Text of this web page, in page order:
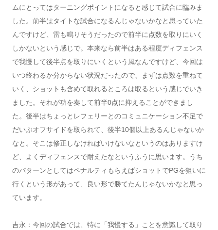
ムにとってはターニングポイントになると感じて試合に臨みま
した。前半はタイトな試合になるんじゃないかなと思っていた
んですけど、雷も鳴りそうだったので前半に点数を取りにいく
しかないという感じで。本来なら前半はある程度ディフェンス
で我慢して後半点を取りにいくという風なんですけど、今回は
いつ終わるか分からない状況だったので、まずは点数を重ねて
いく、ショットも含めて取れるところは取るという感じでいき
ました。それが功を奏して前半0点に抑えることができまし
た。後半はちょっとレフェリーとのコミュニケーション不足で
だいぶオフサイドを取られて、後半10個以上あるんじゃないか
なと。そこは修正しなければいけないなというのはありますけ
ど、よくディフェンスで耐えたなというふうに思います。うち
のパターンとしてはペナルティもらえばショットでPGを狙いに
行くという形があって、良い形で勝てたんじゃないかなと思っ
ています。
吉永：今回の試合では、特に「我慢する」ことを意識して取り